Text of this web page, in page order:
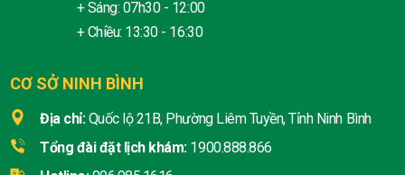
+ Sáng: 07h30 - 12:00
+ Chiều: 13:30 - 16:30
CƠ SỞ NINH BÌNH
Địa chỉ: Quốc lộ 21B, Phường Liêm Tuyền, Tỉnh Ninh Bình
Tổng đài đặt lịch khám: 1900.888.866